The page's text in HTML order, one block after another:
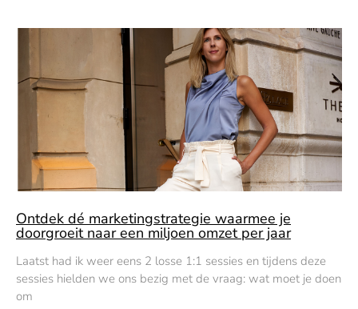
Ontdek dé marketingstrategie waarmee je
doorgroeit naar een miljoen omzet per jaar
Laatst had ik weer eens 2 losse 1:1 sessies en tijdens deze
sessies hielden we ons bezig met de vraag: wat moet je doen
om